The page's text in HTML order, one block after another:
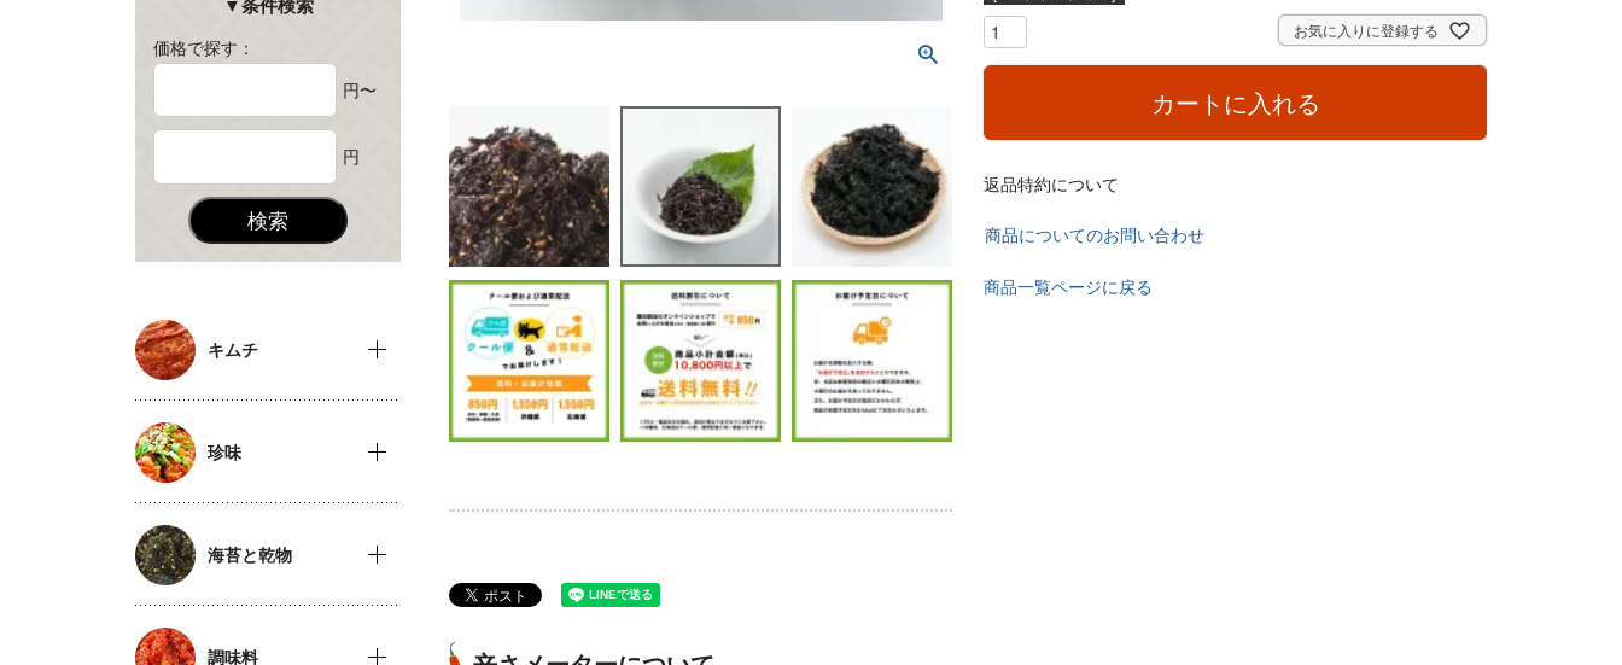
価格で探す：
円〜
円
検索
キムチ
珍味
海苔と乾物
調味料
お気に入りに登録する
カートに入れる
返品特約について
商品についてのお問い合わせ
商品一覧ページに戻る